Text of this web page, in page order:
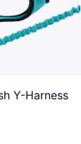
Y-Harness